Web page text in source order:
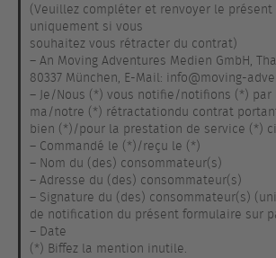
(Veuillez compléter et renvoyer le
uniquement si vous
souhaitez vous rétracter du contrat)
– An Moving Adventures Medien GmbH,
80337 München, E-Mail: info@moving-
– Je/Nous (*) vous notifie/notifions (*) par
ma/notre (*) rétractationdu contrat
bien (*)/pour la prestation de service (*)
– Commandé le (*)/reçu le (*)
– Nom du (des) consommateur(s)
– Adresse du (des) consommateur(s)
– Signature du (des) consommateur(s)
de notification du présent formulaire sur
– Date
(*) Biffez la mention inutile.